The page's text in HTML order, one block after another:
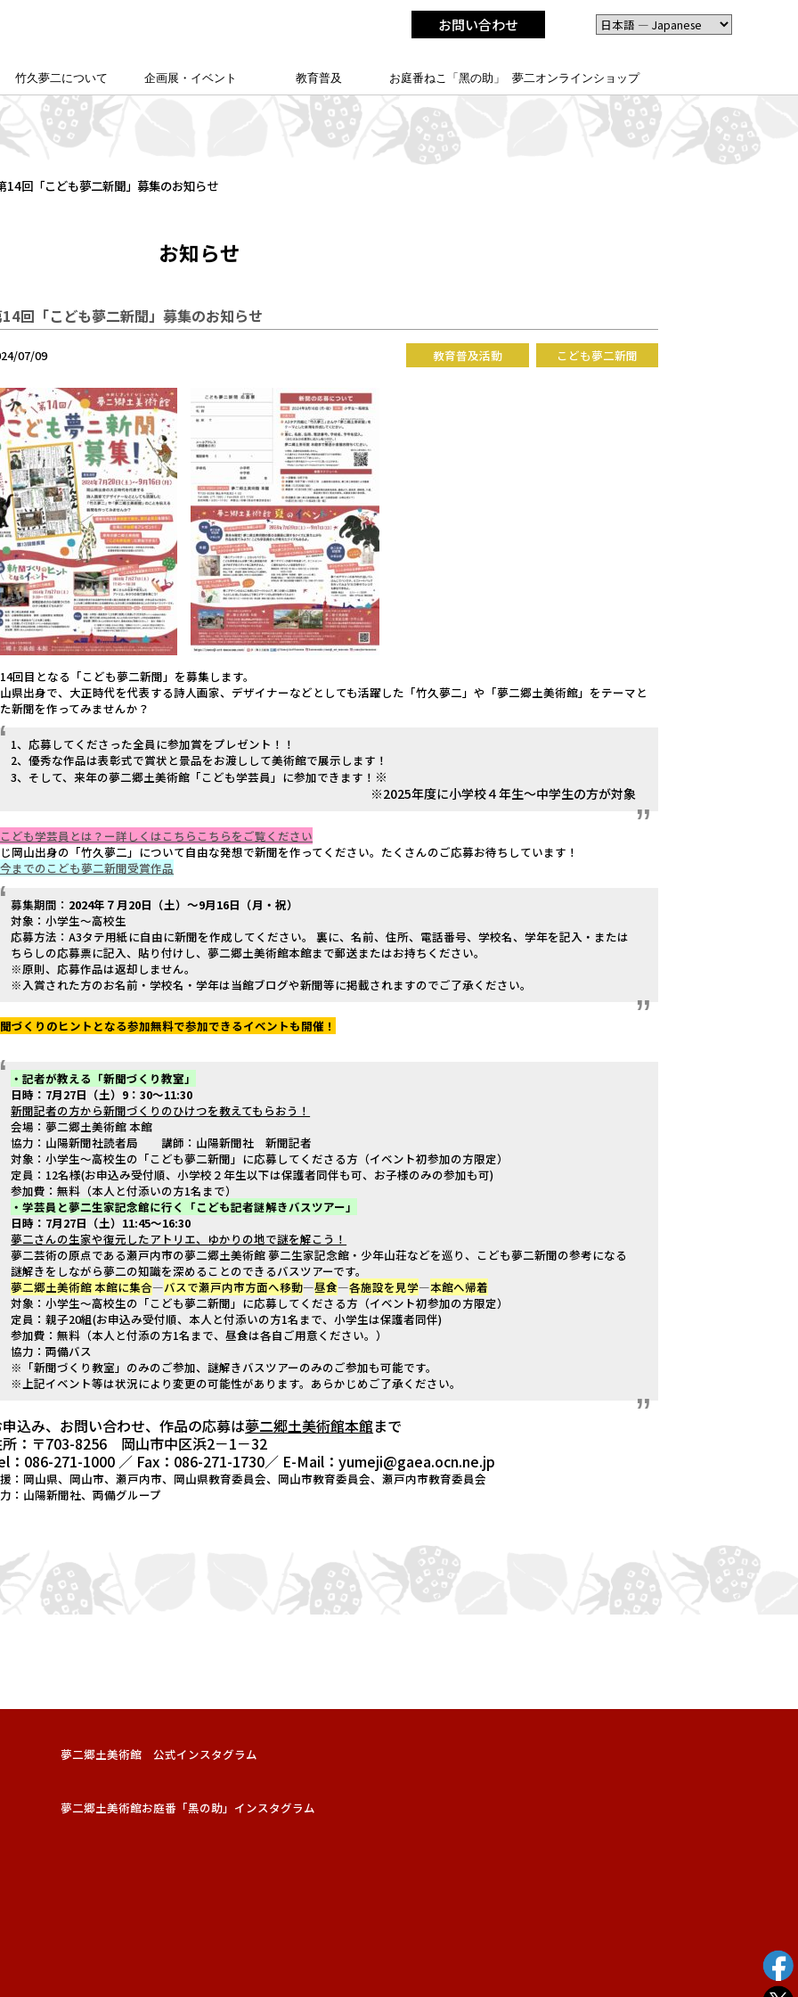
お問い合わせ
竹久夢二について
竹久夢二の足跡
竹久夢二学会について
企画展・イベント 教育普及
こども夢二新聞
こども学芸員
校外学習について
夢二郷土美術館
ゆめじきょうどびじゅつかん
の
「あいうえお」
お庭番ねこ「黑の助」 夢二オンラインショップ
14回「こども夢二新聞」募集のお知らせ
お知らせ
回「こども夢二新聞」募集のお知らせ
07/09 こども夢二新聞
教育普及活動
回目となる「こども夢二新聞」を募集します。
県出身で、大正時代を代表する詩人画家、デザイナーなどとしても活躍した「竹久夢二」や「夢二郷土美術館」をテーマと
新聞を作ってみませんか？
1、応募してくださった全員に参加賞をプレゼント！！
2、優秀な作品は表彰式で賞状と景品をお渡しして美術館で展示します！
3、そして、来年の夢二郷土美術館「こども学芸員」に参加できます！ ※
※2025年度に小学校４年生～中学生の方が対象
ども学芸員とは？ー詳しくはこちらこちらをご覧ください
岡山出身の「竹久夢二」について自由な発想で新聞を作ってください。たくさんのご応募お待ちしています！
までのこども夢二新聞受賞作品
募集期間： 2024年７月20日（土）～9月16日（月・祝）
対象：小学生～高校生
応募方法：A3タテ用紙に自由に新聞を作成してください。 裏に、名前、住所、電話番号、学校名、学年を記入・または
ちらしの応募票に記入、貼り付けし、夢二郷土美術館本館まで郵送またはお持ちください。
※原則、応募作品は返却しません。
※入賞された方のお名前・学校名・学年は当館ブログや新聞等に掲載されますのでご了承ください。
づくりのヒントとなる参加無料で参加できるイベントも開催！
・記者が教える「新聞づくり教室」
日時：7月27日（土） 9 ：30～11:30
新聞記者の方から新聞づくりのひけつを教えてもらおう！
会場：夢二郷土美術館 本館
協力：山陽新聞社読者局 講師：山陽新聞社 新聞記者
対象：小学生～高校生の「こども夢二新聞」に応募してくださる方（イベント初参加の方限定）
定員：12名様(お申込み受付順、小学校２年生以下は保護者同伴も可、お子様のみの参加も可)
参加費：無料（本人と付添いの方1名まで）
・学芸員と夢二生家記念館に行く「こども記者謎解きバスツアー」
日時：7月27日（土） 11:45～16:30
夢二さんの生家や復元したアトリエ、ゆかりの地で謎を解こう！
夢二芸術の原点である瀬戸内市の夢二郷土美術館 夢二生家記念館・少年山荘などを巡り、こども夢二新聞の参考になる
謎解きをしながら夢二の知識を深めることのできるバスツアーです。
夢二郷土美術館 本館に集合―バスで瀬戸内市方面へ移動―昼食―各施設を見学―本館へ帰着
対象：小学生～高校生の「こども夢二新聞」に応募してくださる方（イベント初参加の方限定）
定員：親子20組(お申込み受付順、本人と付添いの方1名まで、小学生は保護者同伴)
参加費：無料（本人と付添の方1名まで、昼食は各自ご用意ください。）
協力：両備バス
※「新聞づくり教室」のみのご参加、謎解きバスツアーのみのご参加も可能です。
※上記イベント等は状況により変更の可能性があります。あらかじめご了承ください。
込み、お問い合わせ、作品の応募は夢二郷土美術館本館まで
：〒703-8256 岡山市中区浜2－1－32
：086-271-1000 ／ Fax：086-271-1730／ E-Mail：yumeji@gaea.ocn.ne.jp
：岡山県、岡山市、瀬戸内市、岡山県教育委員会、岡山市教育委員会、瀬戸内市教育委員会
：山陽新聞社、両備グループ
夢二郷土美術館 公式インスタグラム
夢二郷土美術館お庭番「黑の助」インスタグラム